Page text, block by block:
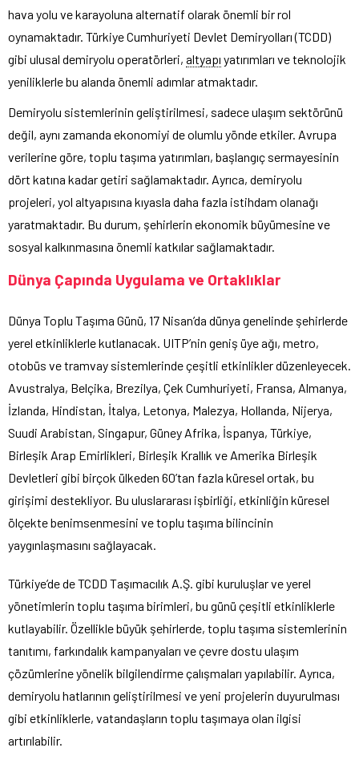
hava yolu ve karayoluna alternatif olarak önemli bir rol
oynamaktadır. Türkiye Cumhuriyeti Devlet Demiryolları (TCDD)
gibi ulusal demiryolu operatörleri, altyapı yatırımları ve teknolojik
yeniliklerle bu alanda önemli adımlar atmaktadır.
Demiryolu sistemlerinin geliştirilmesi, sadece ulaşım sektörünü
değil, aynı zamanda ekonomiyi de olumlu yönde etkiler. Avrupa
verilerine göre, toplu taşıma yatırımları, başlangıç sermayesinin
dört katına kadar getiri sağlamaktadır. Ayrıca, demiryolu
projeleri, yol altyapısına kıyasla daha fazla istihdam olanağı
yaratmaktadır. Bu durum, şehirlerin ekonomik büyümesine ve
sosyal kalkınmasına önemli katkılar sağlamaktadır.
Dünya Çapında Uygulama ve Ortaklıklar
Dünya Toplu Taşıma Günü, 17 Nisan’da dünya genelinde şehirlerde
yerel etkinliklerle kutlanacak. UITP’nin geniş üye ağı, metro,
otobüs ve tramvay sistemlerinde çeşitli etkinlikler düzenleyecek.
Avustralya, Belçika, Brezilya, Çek Cumhuriyeti, Fransa, Almanya,
İzlanda, Hindistan, İtalya, Letonya, Malezya, Hollanda, Nijerya,
Suudi Arabistan, Singapur, Güney Afrika, İspanya, Türkiye,
Birleşik Arap Emirlikleri, Birleşik Krallık ve Amerika Birleşik
Devletleri gibi birçok ülkeden 60’tan fazla küresel ortak, bu
girişimi destekliyor. Bu uluslararası işbirliği, etkinliğin küresel
ölçekte benimsenmesini ve toplu taşıma bilincinin
yaygınlaşmasını sağlayacak.
Türkiye’de de TCDD Taşımacılık A.Ş. gibi kuruluşlar ve yerel
yönetimlerin toplu taşıma birimleri, bu günü çeşitli etkinliklerle
kutlayabilir. Özellikle büyük şehirlerde, toplu taşıma sistemlerinin
tanıtımı, farkındalık kampanyaları ve çevre dostu ulaşım
çözümlerine yönelik bilgilendirme çalışmaları yapılabilir. Ayrıca,
demiryolu hatlarının geliştirilmesi ve yeni projelerin duyurulması
gibi etkinliklerle, vatandaşların toplu taşımaya olan ilgisi
artırılabilir.